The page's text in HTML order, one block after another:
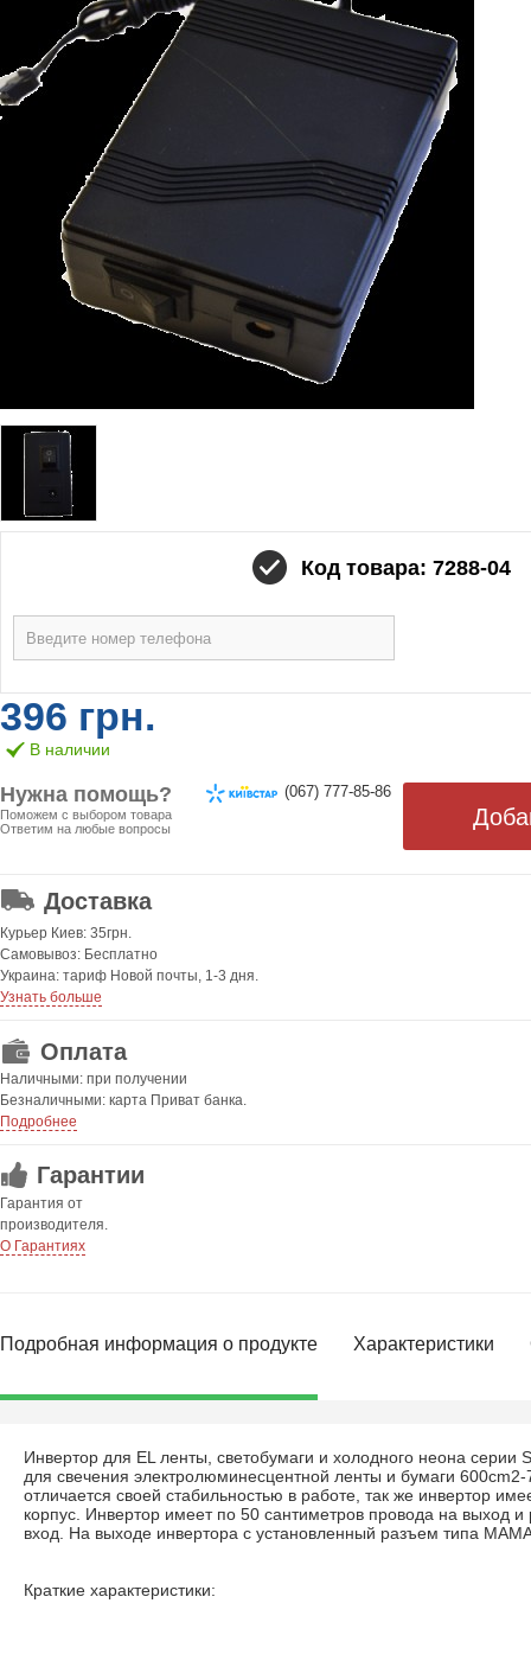
Код товара: 7288-04
396 грн.
В наличии
Нужна помощь?
Поможем с выбором товара
Ответим на любые вопросы
(067) 777-85-86
Доставка
Курьер Киев: 35грн.
Самовывоз: Бесплатно
Украина: тариф Новой почты, 1-3 дня.
Узнать больше
Оплата
Наличными: при получении
Безналичными: карта Приват банка.
Подробнее
Гарантии
Гарантия от
производителя.
О Гарантиях
Подробная информация о продукте Характеристики
Инвертор для EL ленты, светобумаги и холодного неона серии
для свечения электролюминесцентной ленты и бумаги
отличается своей стабильностью в работе, так же инвертор
корпус. Инвертор имеет по 50 сантиметров провода на выход
вход. На выходе инвертора с установленный разъем типа
Краткие характеристики: